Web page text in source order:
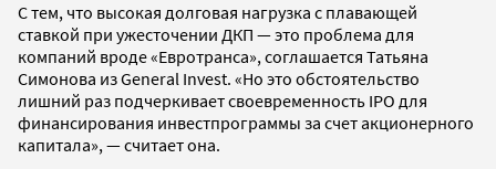
С тем, что высокая долговая нагрузка с плавающей
ставкой при ужесточении ДКП — это проблема для
компаний вроде «Евротранса», соглашается Татьяна
Симонова из General Invest. «Но это обстоятельство
лишний раз подчеркивает своевременность IPO для
финансирования инвестпрограммы за счет акционерного
капитала», — считает она.